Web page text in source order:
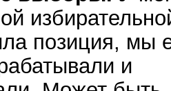
позиция, мы
и